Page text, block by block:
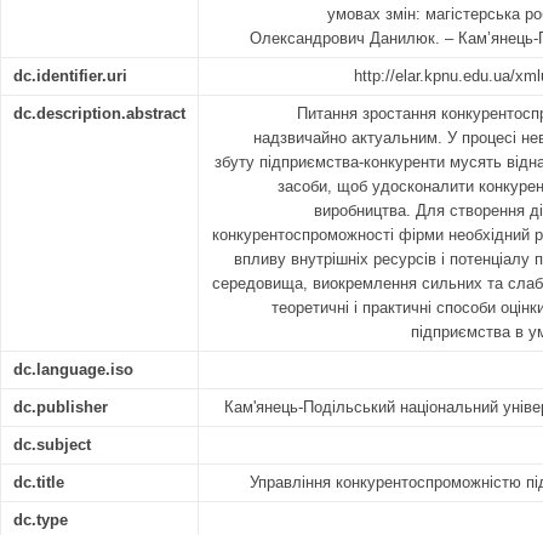
умовах змін: магістерська
Олександрович Данилюк. – Кам’янець-
dc.identifier.uri http://elar.kpnu.edu.ua/
dc.description.abstract
Питання зростання
надзвичайно актуальним. У процесі
збуту підприємства-конкуренти мусять
засоби, щоб удосконалити
виробництва. Для створення
конкурентоспроможності фірми необхідний
впливу внутрішніх ресурсів і потенціалу
середовища, виокремлення сильних та
теоретичні і практичні способи
підприємства в
dc.language.iso
dc.publisher Кам'янець-Подільський національний
dc.subject
dc.title Управління конкурентоспроможністю
dc.type